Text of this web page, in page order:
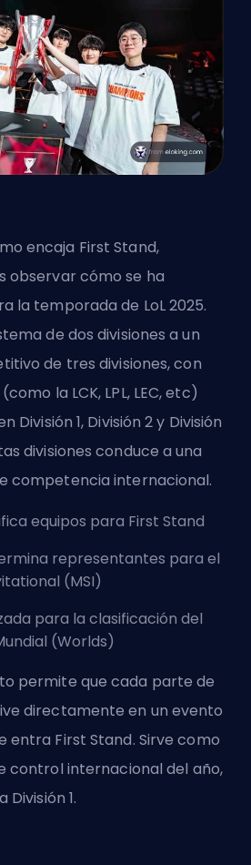
encaja First Stand,
observar cómo se ha
la temporada de LoL 2025.
de dos divisiones a un
de tres divisiones, con
la LCK, LPL, LEC, etc)
División 1, División 2 y División
divisiones conduce a una
competencia internacional.
equipos para First Stand
representantes para el
(MSI)
para la clasificación del
(Worlds)
permite que cada parte de
directamente en un evento
entra First Stand. Sirve como
control internacional del año,
División 1.